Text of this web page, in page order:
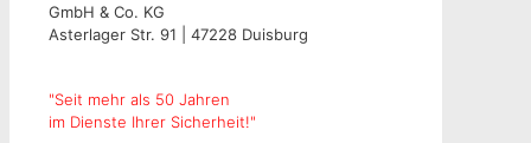
GmbH & Co. KG
Asterlager Str. 91 | 47228 Duisburg
"Seit mehr als 50 Jahren
im Dienste Ihrer Sicherheit!"